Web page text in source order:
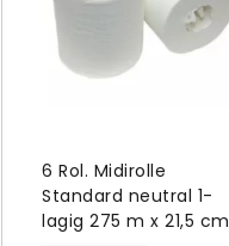
6 Rol. Midirolle
Standard neutral 1-
lagig 275 m x 21,5 cm